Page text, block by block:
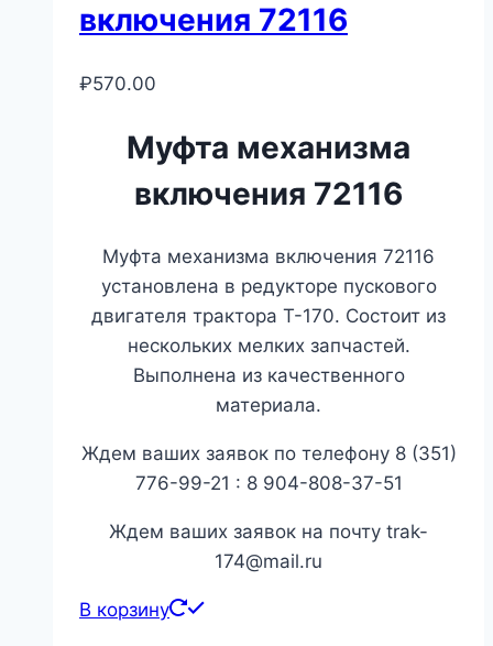
включения 72116
₽570.00
Муфта механизма
включения 72116
Муфта механизма включения 72116
установлена в редукторе пускового
двигателя трактора Т-170. Состоит из
нескольких мелких запчастей.
Выполнена из качественного
материала.
Ждем ваших заявок по телефону 8 (351)
776-99-21 : 8 904-808-37-51
Ждем ваших заявок на почту trak-
174@mail.ru
В корзину